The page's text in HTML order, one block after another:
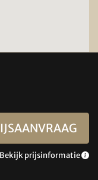
Bekijk prijsinformatie